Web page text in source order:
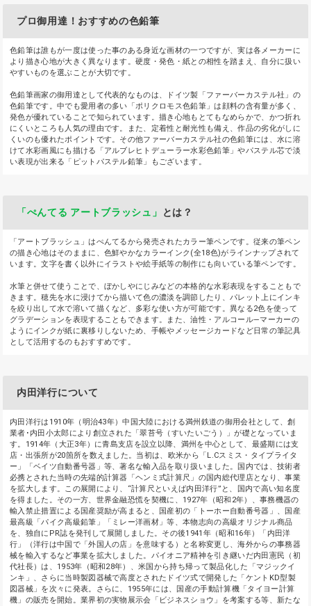
プロ御用達！おすすめの色鉛筆
色鉛筆は誰もが一度は使った事のある身近な画材の一つですが、実は各メーカーに
より描き心地が大きく異なります。硬度・発色・紙との相性を踏まえ、自分に扱い
やすいものを選ぶことが大切です。
色鉛筆画家の御用達として代表的なものは、ドイツ製「ファーバーカステル社」の
色鉛筆です。中でも愛用者の多い「ポリクロモス色鉛筆」は顔料の含有量が多く、
発色が優れていることで知られています。描き心地もとてもなめらかで、かつ折れ
にくいところも人気の理由です。また、定着性と耐光性も備え、作品の劣化がしに
くいのも優れたポイントです。その他ファーバーカステル社の色鉛筆には、水に溶
けて水彩画風にも描ける「アルブレヒトデューラー水彩色鉛筆」やパステル芯で淡
い表現が出来る「ピットパステル鉛筆」もございます。
「ぺんてる アートブラッシュ」 とは？
「アートブラッシュ」はぺんてるから発売されたカラー筆ペンです。従来の筆ペン
の描き心地はそのままに、色鮮やかなカラーインク(全18色)がラインナップされて
います。文字を書く以外にイラストや絵手紙等の制作にも向いている筆ペンです。
水筆と併せて使うことで、ぼかしやにじみなどの本格的な水彩表現をすることもで
きます。穂先を水に浸けてから描いて色の濃淡を調節したり、パレット上にインキ
を絞り出して水で溶いて描くなど、多彩な使い方が可能です。異なる2色を使って
グラデーションを表現することもできます。また、油性・アルコール―マーカーの
ようにインクが紙に裏移りしないため、手帳やメッセージカードなど日常の筆記具
として活用するのもおすすめです。
内田洋行について
内田洋行は1910年（明治43年）中国大陸における満州鉄道の御用会社として、創
業者･内田小太郎により創立された「翠苔号（すいたいごう）」が礎となっていま
す。1914年（大正3年）に青島支店を設立以降、満州を中心として、最盛期には支
店・出張所が20箇所を数えました。当初は、欧米から「L.Cスミス・タイプライタ
ー」「ベイツ自動番号器」等、著名な輸入品を取り扱いました。国内では、技術者
必携とされた当時の先端的計算器「ヘンミ式計算尺」の国内総代理店となり、事業
を拡大します。この展開により、“計算尺といえば内田洋行”と、国内で高い知名度
を得ました。その一方、世界金融恐慌を契機に、1927年（昭和2年）、事務機器の
輸入禁止措置による国産奨励が高まると、国産初の「トーホー自動番号器」、国産
最高級「パイク高級鉛筆」「ミレー洋画材」等、本物志向の高級オリジナル商品
を、独自にPR誌を発刊して展開しました。その後1941年（昭和16年）「内田洋
行」（洋行は中国で「外国人の店」を意味する）と名称変更し、海外からの事務器
械を輸入するなど事業を拡大しました。パイオニア精神を引き継いだ内田憲民（初
代社長）は、1953年（昭和28年）、米国から持ち帰って製品化した「マジックイ
ンキ」、さらに当時製図器械で高度とされたドイツ式で開発した「ケントKD型製
図器械」を次々に発表。さらに、1955年には、国産の手動計算機「タイヨー計算
機」の販売を開始。業界初の実物展示会「ビジネスショウ」を考案する等、新たな